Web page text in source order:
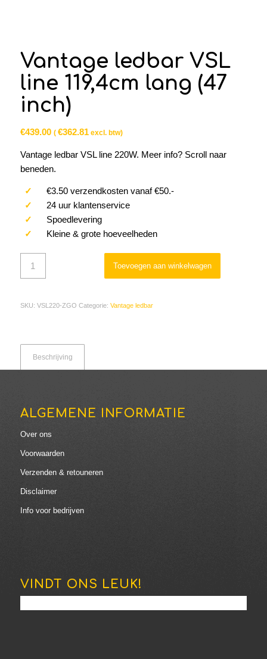
Vantage ledbar VSL
line 119,4cm lang (47
inch)
€439.00 ( €362.81excl. btw)
Vantage ledbar VSL line 220W. Meer info? Scroll naar
beneden.
✓ €3.50 verzendkosten vanaf €50.-
✓ 24 uur klantenservice
✓ Spoedlevering
✓ Kleine & grote hoeveelheden
Toevoegen aan winkelwagen
SKU: VSL220-ZGO Categorie: Vantage ledbar
Beschrijving
ALGEMENE INFORMATIE
Over ons
Voorwaarden
Verzenden & retouneren
Disclaimer
Info voor bedrijven
VINDT ONS LEUK!